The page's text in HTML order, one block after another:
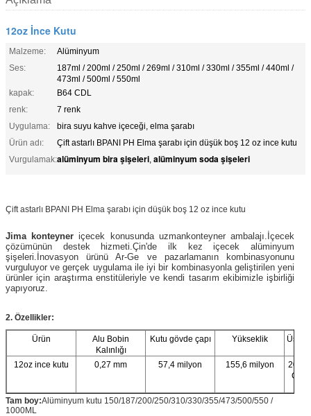
12oz İnce Kutu
Malzeme:
Alüminyum
Ses:
187ml / 200ml / 250ml / 269ml / 310ml / 330ml / 355ml / 440ml /
473ml / 500ml / 550ml
kapak:
B64 CDL
renk:
7 renk
Uygulama:
bira suyu kahve içeceği, elma şarabı
Ürün adı:
Çift astarlı BPANI PH Elma şarabı için düşük boş 12 oz ince kutu
Vurgulamak:alüminyum bira şişeleri, alüminyum soda şişeleri
Çift astarlı BPANI PH Elma şarabı için düşük boş 12 oz ince kutu
Jima konteyner içecek konusunda uzmankonteyner ambalajı.İçecek
çözümünün destek hizmeti.Çin'de ilk kez içecek alüminyum
şişeleri. İnovasyon ürünü Ar-Ge ve pazarlamanın kombinasyonunu
vurguluyor ve gerçek uygulama ile iyi bir kombinasyonla geliştirilen yeni
ürünler için araştırma enstitüleriyle ve kendi tasarım ekibimizle işbirliği
yapıyoruz.
2. Özellikler:
Ürün
Alu Bobin
Kalınlığı
Kutu gövde çapı Yükseklik Üst
12oz ince kutu 0,27 mm 57,4 milyon 155,6 milyon
202 #
CDL
Tam boy:Alüminyum kutu 150/187/200/250/310/330/355/473/500/550 /
1000ML